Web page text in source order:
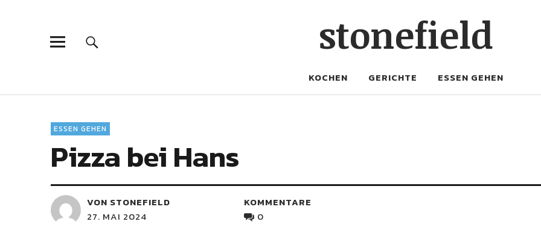
stonefield
KOCHEN GERICHTE ESSEN GEHEN
ESSEN GEHEN
Pizza bei Hans
VON STONEFIELD
27. MAI 2024
KOMMENTARE
0